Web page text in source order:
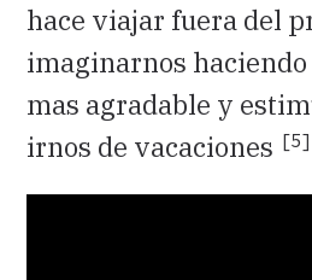
hace viajar fuera del
imaginarnos
mas agradable y
irnos de vacaciones [5]